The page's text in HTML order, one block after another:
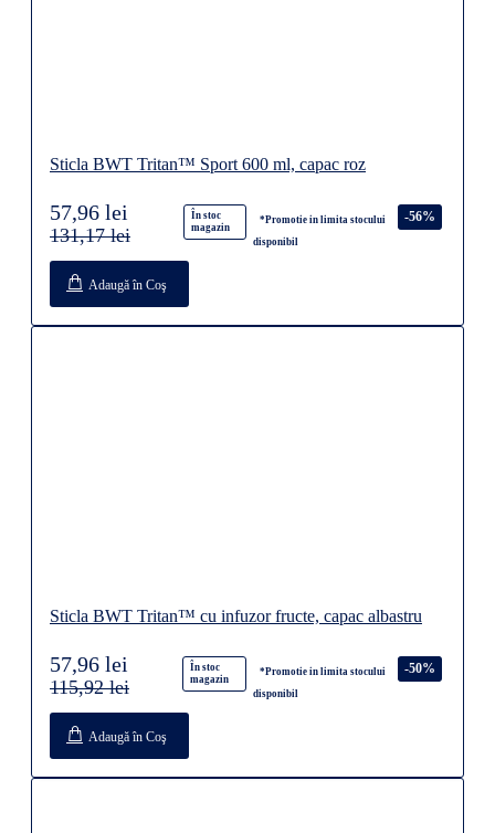
Sticla BWT Tritan™ Sport 600 ml, capac roz
În stoc
magazin
*Promotie in limita stocului
disponibil
-56%
57,96 lei
131,17 lei
Adaugă în Coş
Sticla BWT Tritan™ cu infuzor fructe, capac albastru
În stoc
magazin
*Promotie in limita stocului
disponibil
-50%
57,96 lei
115,92 lei
Adaugă în Coş